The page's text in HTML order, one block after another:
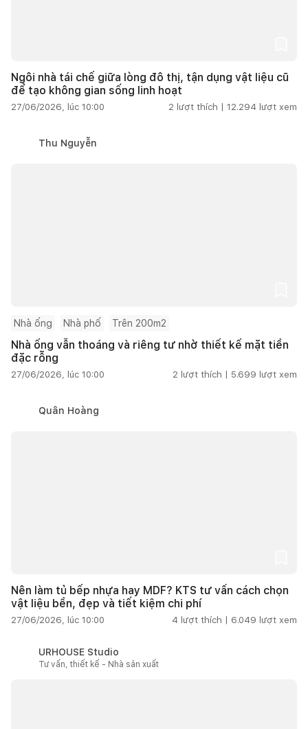
Ngôi nhà tái chế giữa lòng đô thị, tận dụng vật liệu cũ
để tạo không gian sống linh hoạt
27/06/2026, lúc 10:00 2 lượt thích | 12.294 lượt xem
Thu Nguyễn
Nhà ống Nhà phố Trên 200m2
Nhà ống vẫn thoáng và riêng tư nhờ thiết kế mặt tiền
đặc rỗng
27/06/2026, lúc 10:00 2 lượt thích | 5.699 lượt xem
Quân Hoàng
Nên làm tủ bếp nhựa hay MDF? KTS tư vấn cách chọn
vật liệu bền, đẹp và tiết kiệm chi phí
27/06/2026, lúc 10:00 4 lượt thích | 6.049 lượt xem
URHOUSE Studio
Tư vấn, thiết kế - Nhà sản xuất